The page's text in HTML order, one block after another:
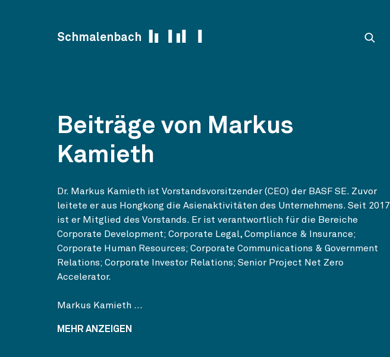
Schmalenbach
Beiträge von Markus
Kamieth
Dr. Markus Kamieth ist Vorstandsvorsitzender (CEO) der BASF SE. Zuvor
leitete er aus Hongkong die Asienaktivitäten des Unternehmens. Seit 2017
ist er Mitglied des Vorstands. Er ist verantwortlich für die Bereiche
Corporate Development; Corporate Legal, Compliance & Insurance;
Corporate Human Resources; Corporate Communications & Government
Relations; Corporate Investor Relations; Senior Project Net Zero
Accelerator.
Markus Kamieth ...
MEHR ANZEIGEN